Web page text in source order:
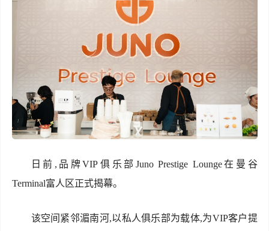
日前,品牌VIP俱乐部Juno Prestige Lounge在曼谷
Terminal富人区正式揭幕。
该空间紧邻湄南河,以私人俱乐部为载体,为VIP客户提